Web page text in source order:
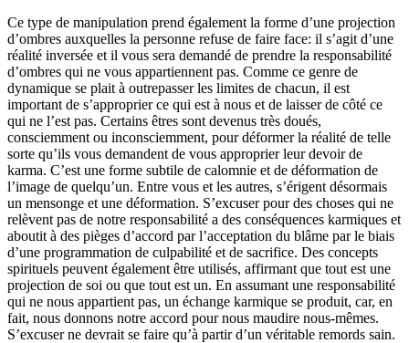
Ce type de manipulation prend également la forme d’une projection
d’ombres auxquelles la personne refuse de faire face: il s’agit d’une
réalité inversée et il vous sera demandé de prendre la responsabilité
d’ombres qui ne vous appartiennent pas. Comme ce genre de
dynamique se plait à outrepasser les limites de chacun, il est
important de s’approprier ce qui est à nous et de laisser de côté ce
qui ne l’est pas. Certains êtres sont devenus très doués,
consciemment ou inconsciemment, pour déformer la réalité de telle
sorte qu’ils vous demandent de vous approprier leur devoir de
karma. C’est une forme subtile de calomnie et de déformation de
l’image de quelqu’un. Entre vous et les autres, s’érigent désormais
un mensonge et une déformation. S’excuser pour des choses qui ne
relèvent pas de notre responsabilité a des conséquences karmiques et
aboutit à des pièges d’accord par l’acceptation du blâme par le biais
d’une programmation de culpabilité et de sacrifice. Des concepts
spirituels peuvent également être utilisés, affirmant que tout est une
projection de soi ou que tout est un. En assumant une responsabilité
qui ne nous appartient pas, un échange karmique se produit, car, en
fait, nous donnons notre accord pour nous maudire nous-mêmes.
S’excuser ne devrait se faire qu’à partir d’un véritable remords sain.